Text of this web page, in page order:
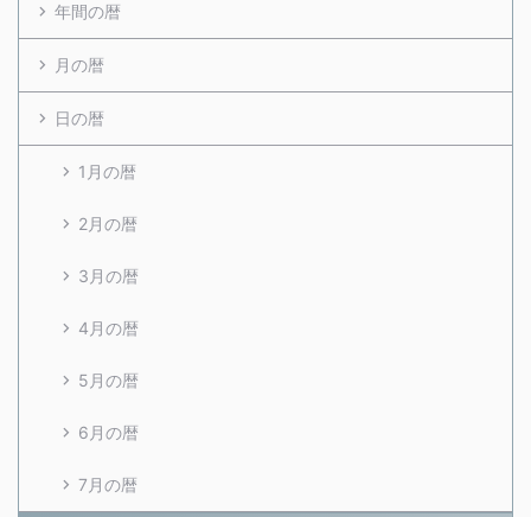
年間の暦
月の暦
日の暦
1月の暦
2月の暦
3月の暦
4月の暦
5月の暦
6月の暦
7月の暦